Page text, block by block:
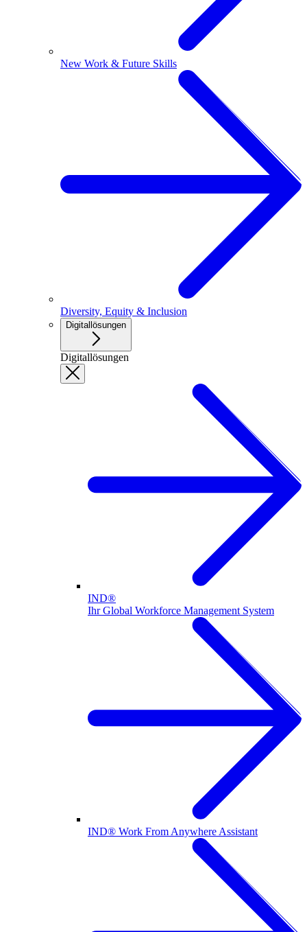
New Work & Future Skills
Diversity, Equity & Inclusion
Digitallösungen
Digitallösungen
IND®
Ihr Global Workforce Management System
IND® Work From Anywhere Assistant